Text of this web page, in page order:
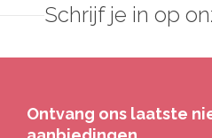
Schrijf je in op
Ontvang ons laatste